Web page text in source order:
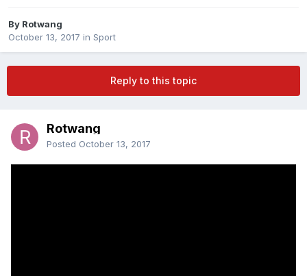
By Rotwang
October 13, 2017 in Sport
Reply to this topic
Rotwang
Posted October 13, 2017